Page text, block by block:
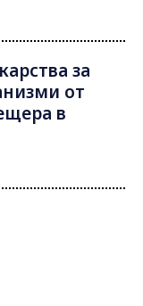
за
от
в